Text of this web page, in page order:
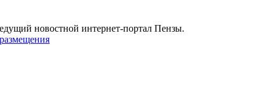
новостной интернет-портал Пензы.